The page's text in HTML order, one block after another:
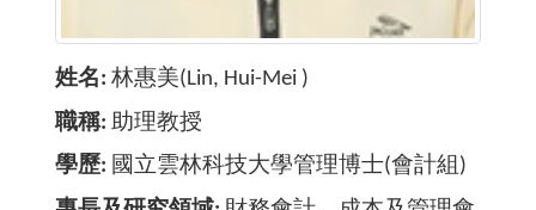
姓名 林惠美(Lin, Hui-Mei )
職稱 助理教授
學歷 國立雲林科技大學管理博士(會計組)